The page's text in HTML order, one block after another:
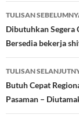
Navigasi
Tulisan
TULISAN
Dibutuhkan Segera
Bersedia bekerja
TULISAN
Butuh Cepat
Pasaman –